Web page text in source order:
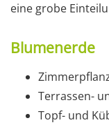
eine grobe
Blumenerde
Terrassen-
Topf- und